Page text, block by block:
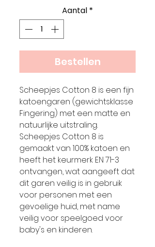
Aantal *
Bestellen
Scheepjes Cotton 8 is een fijn
katoengaren (gewichtsklasse
Fingering) met een matte en
natuurlijke uitstraling.
Scheepjes Cotton 8 is
gemaakt van 100% katoen en
heeft het keurmerk EN 71-3
ontvangen, wat aangeeft dat
dit garen veilig is in gebruik
voor personen met een
gevoelige huid, met name
veilig voor speelgoed voor
baby's en kinderen.